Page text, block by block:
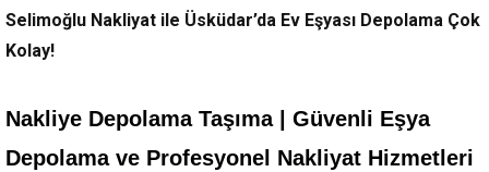
Selimoğlu Nakliyat ile Üsküdar’da Ev Eşyası Depolama Çok
Kolay!
Nakliye Depolama Taşıma | Güvenli Eşya
Depolama ve Profesyonel Nakliyat Hizmetleri